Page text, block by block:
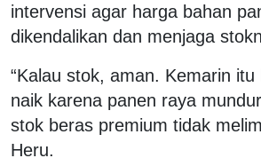
intervensi agar harga bahan
dikendalikan dan menjaga
“Kalau stok, aman. Kemarin
naik karena panen raya
stok beras premium tidak
Heru.